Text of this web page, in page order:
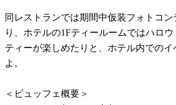
同レストランでは期間中仮装フォトコン
り、ホテルの1Fティールームではハロ
ティーが楽しめたりと、ホテル内での
よ。
＜ビュッフェ概要＞